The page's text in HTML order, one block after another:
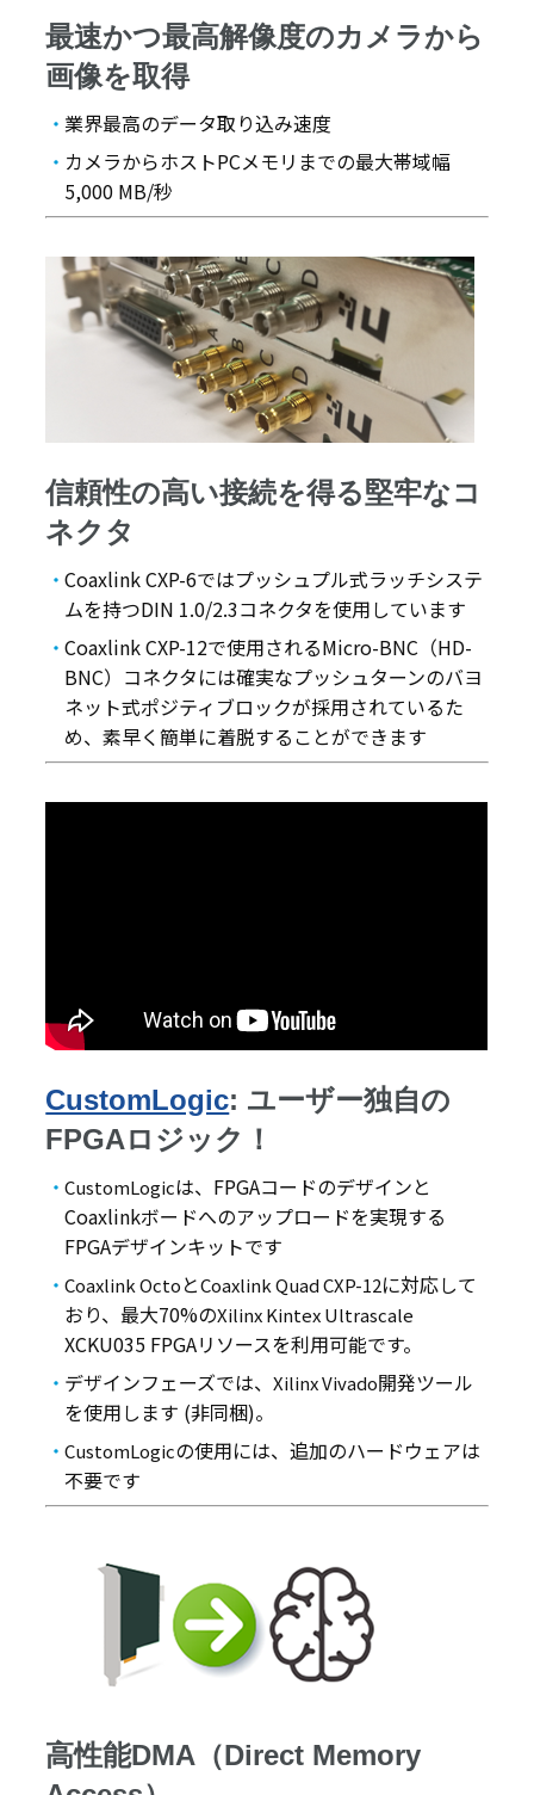
最速かつ最高解像度のカメラから
画像を取得
業界最高のデータ取り込み速度
カメラからホストPCメモリまでの最大帯域幅
5,000 MB/秒
信頼性の高い接続を得る堅牢なコ
ネクタ
Coaxlink CXP-6ではプッシュプル式ラッチシステ
ムを持つDIN 1.0/2.3コネクタを使用しています
Coaxlink CXP-12で使用されるMicro-BNC（HD-
BNC）コネクタには確実なプッシュターンのバヨ
ネット式ポジティブロックが採用されているた
め、素早く簡単に着脱することができます
CustomLogic: ユーザー独自の
FPGAロジック！
CustomLogicは、FPGAコードのデザインと
Coaxlinkボードへのアップロードを実現する
FPGAデザインキットです
Coaxlink OctoとCoaxlink Quad CXP-12に対応して
おり、最大70%のXilinx Kintex Ultrascale
XCKU035 FPGAリソースを利用可能です。
デザインフェーズでは、Xilinx Vivado開発ツール
を使用します (非同梱)。
CustomLogicの使用には、追加のハードウェアは
不要です
高性能DMA（Direct Memory